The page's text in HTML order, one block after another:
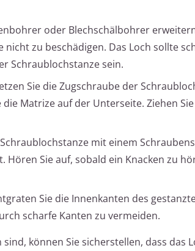
oder Blechschälbohrer
zu beschädigen. Das Loch sollte
Schraublochstanze sein.
Sie die Zugschraube der
Matrize auf der Unterseite. Ziehen
mit einem
Hören Sie auf, sobald ein Knacken zu
Sie die Innenkanten des
scharfe Kanten zu vermeiden.
können Sie sicherstellen, dass das